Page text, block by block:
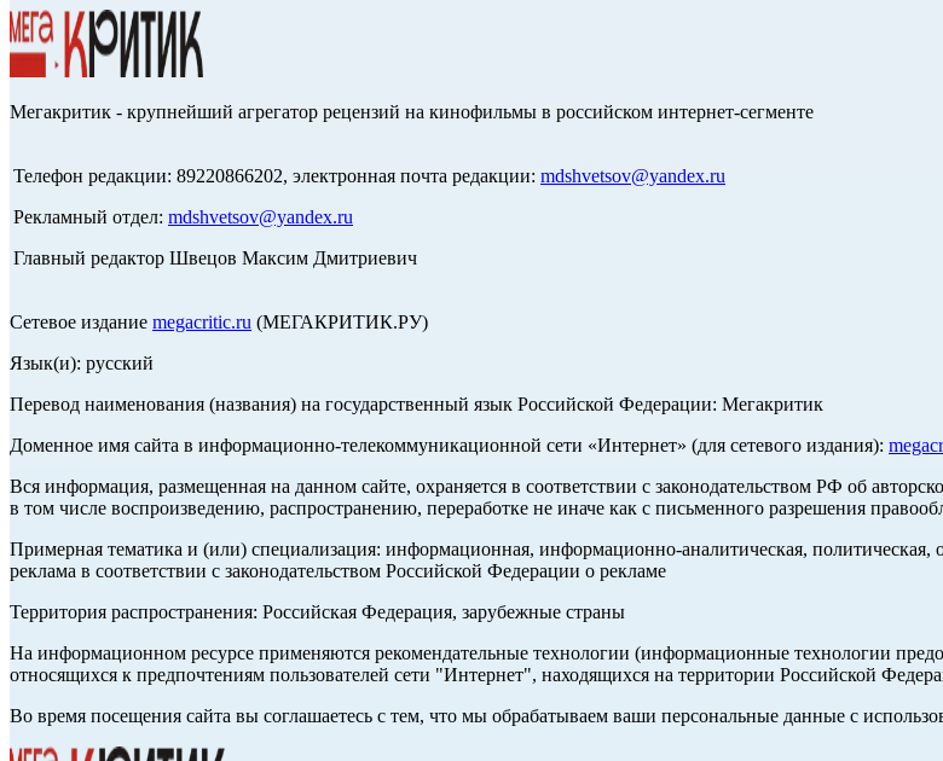
Мегакритик - крупнейший агрегатор рецензий на кинофильмы в российском интернет-сегменте
Телефон редакции: 89220866202, электронная почта редакции: mdshvetsov@yandex.ru
Рекламный отдел: mdshvetsov@yandex.ru
Главный редактор Швецов Максим Дмитриевич
Сетевое издание megacritic.ru (МЕГАКРИТИК.РУ)
Язык(и): русский
Перевод наименования (названия) на государственный язык Российской Федерации: Мегакритик
Доменное имя сайта в информационно-телекоммуникационной сети «Интернет» (для сетевого издания):
Вся информация, размещенная на данном сайте, охраняется в соответствии с законодательством РФ об
в том числе воспроизведению, распространению, переработке не иначе как с письменного разрешения
Примерная тематика и (или) специализация: информационная, информационно-аналитическая, политическая,
реклама в соответствии с законодательством Российской Федерации о рекламе
Территория распространения: Российская Федерация, зарубежные страны
На информационном ресурсе применяются рекомендательные технологии (информационные технологии
относящихся к предпочтениям пользователей сети "Интернет", находящихся на территории Российской
Во время посещения сайта вы соглашаетесь с тем, что мы обрабатываем ваши персональные данные с